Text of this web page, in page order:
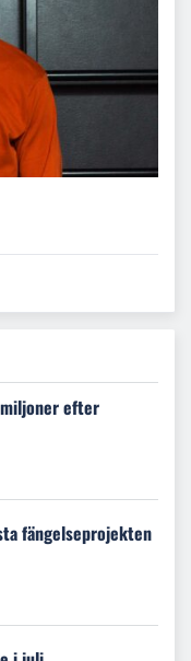
miljoner efter
fängelseprojekten